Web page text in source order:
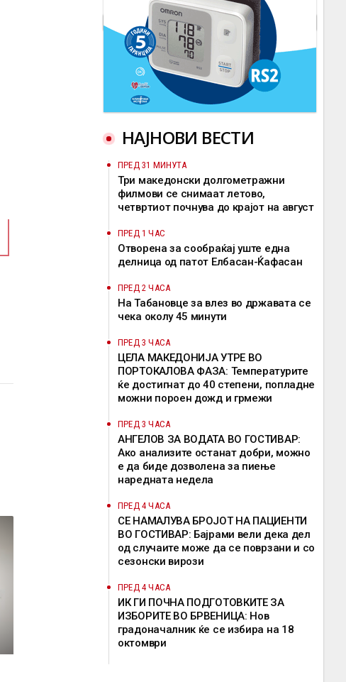
НАЈНОВИ ВЕСТИ
ПРЕД 31 МИНУТА
Три македонски долгометражни
филмови се снимаат летово,
четвртиот почнува до крајот на август
ПРЕД 1 ЧАС
Отворена за сообраќај уште една
делница од патот Елбасан-Ќафасан
ПРЕД 2 ЧАСА
На Табановце за влез во државата се
чека околу 45 минути
ПРЕД 3 ЧАСА
ЦЕЛА МАКЕДОНИЈА УТРЕ ВО
ПОРТОКАЛОВА ФАЗА: Температурите
ќе достигнат до 40 степени, попладне
можни пороен дожд и грмежи
ПРЕД 3 ЧАСА
АНГЕЛОВ ЗА ВОДАТА ВО ГОСТИВАР:
Ако анализите останат добри, можно
е да биде дозволена за пиење
наредната недела
ПРЕД 4 ЧАСА
СЕ НАМАЛУВА БРОЈОТ НА ПАЦИЕНТИ
ВО ГОСТИВАР: Бајрами вели дека дел
од случаите може да се поврзани и со
сезонски вирози
ПРЕД 4 ЧАСА
ИК ГИ ПОЧНА ПОДГОТОВКИТЕ ЗА
ИЗБОРИТЕ ВО БРВЕНИЦА: Нов
градоначалник ќе се избира на 18
октомври